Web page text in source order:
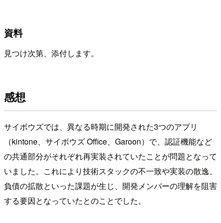
資料
見つけ次第、添付します。
感想
サイボウズでは、異なる時期に開発された3つのアプリ
（kintone、サイボウズ Office、Garoon）で、認証機能など
の共通部分がそれぞれ再実装されていたことが問題となって
いました。これにより技術スタックの不一致や実装の散逸、
負債の拡散といった課題が生じ、開発メンバーの理解を阻害
する要因となっていたとのことでした。